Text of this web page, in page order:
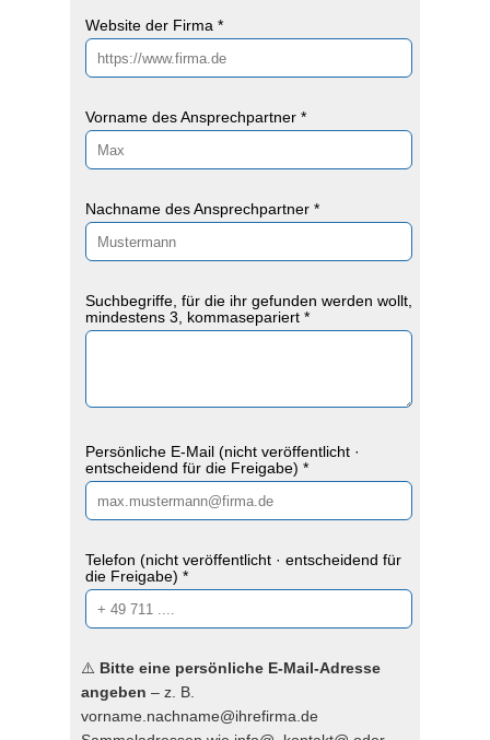
Website der Firma *
Vorname des Ansprechpartner *
Nachname des Ansprechpartner *
Suchbegriffe, für die ihr gefunden werden wollt,
mindestens 3, kommasepariert *
Persönliche E-Mail (nicht veröffentlicht ·
entscheidend für die Freigabe) *
Telefon (nicht veröffentlicht · entscheidend für
die Freigabe) *
⚠️ Bitte eine persönliche E-Mail-Adresse
angeben – z. B.
vorname.nachname@ihrefirma.de